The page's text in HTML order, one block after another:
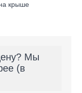
крыше
Мы
(в